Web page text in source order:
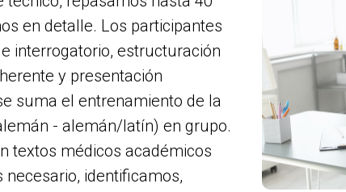
en detalle. Los participantes
interrogatorio, estructuración
y presentación
suma el entrenamiento de la
- alemán/latín) en grupo.
textos médicos académicos
necesario, identificamos,